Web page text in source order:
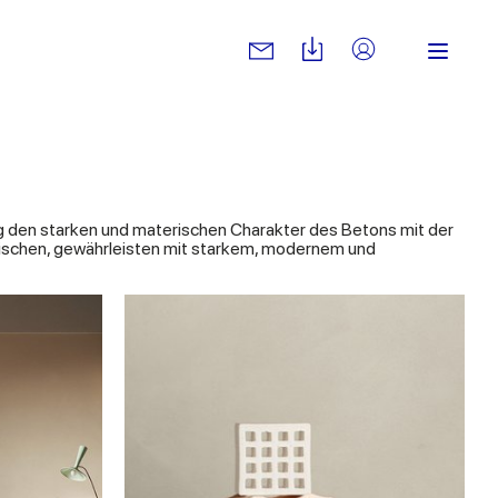
starken und materischen Charakter des Betons mit der
gewährleisten mit starkem, modernem und